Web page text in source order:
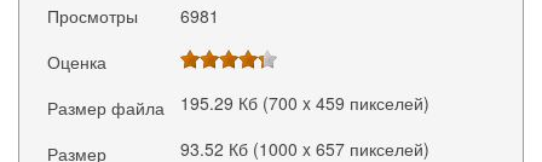
Просмотры
6981
Оценка
Размер файла
195.29 Кб (700 x 459 пикселей)
Размер
93.52 Кб (1000 x 657 пикселей)